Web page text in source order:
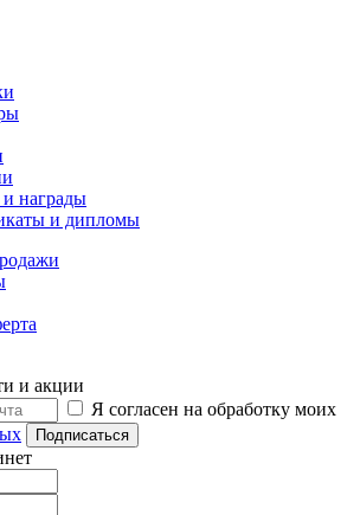
награды
и дипломы
и акции
Я согласен на обработку моих
Подписаться